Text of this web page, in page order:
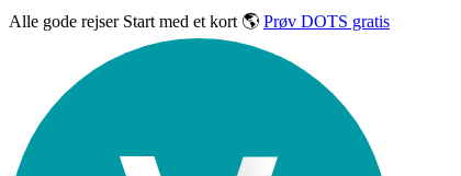
Alle gode rejser Start med et kort 🌎 Prøv DOTS gratis